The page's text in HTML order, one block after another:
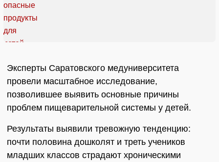
Эксперты Саратовского медуниверситета
провели масштабное исследование,
позволившее выявить основные причины
проблем пищеварительной системы у детей.
Результаты выявили тревожную тенденцию:
почти половина дошколят и треть учеников
младших классов страдают хроническими